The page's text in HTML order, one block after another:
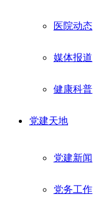
医院动态
媒体报道
健康科普
党建天地
党建新闻
党务工作